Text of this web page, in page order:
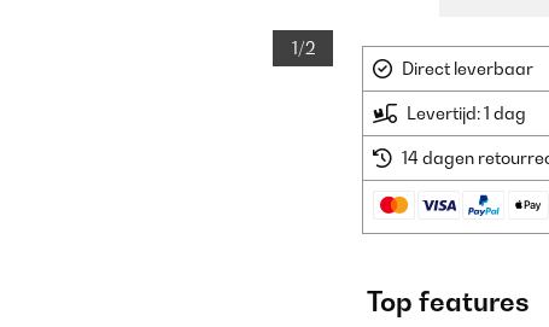
1/2
Direct leverbaar
Levertijd: 1 dag
14 dagen
Top features